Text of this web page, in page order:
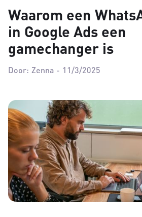
Waarom een
in Google Ads een
gamechanger is
Door: Zenna - 11/3/2025